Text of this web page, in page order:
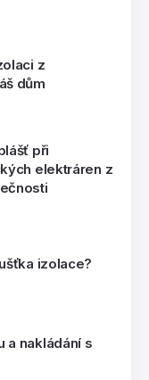
z
dům
při
elektráren z
izolace?
a nakládání s